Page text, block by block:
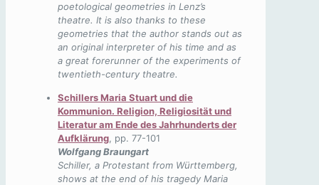
poetological geometries in Lenz’s
theatre. It is also thanks to these
geometries that the author stands out as
an original interpreter of his time and as
a great forerunner of the experiments of
twentieth-century theatre.
Schillers Maria Stuart und die
Kommunion. Religion, Religiosität und
Literatur am Ende des Jahrhunderts der
Aufklärung, pp. 77-101
Wolfgang Braungart
Schiller, a Protestant from Württemberg,
shows at the end of his tragedy Maria